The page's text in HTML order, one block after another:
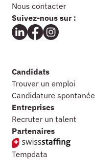
Nous contacter
Suivez-nous sur :
Candidats
Trouver un emploi
Candidature spontanée
Entreprises
Recruter un talent
Partenaires
Tempdata